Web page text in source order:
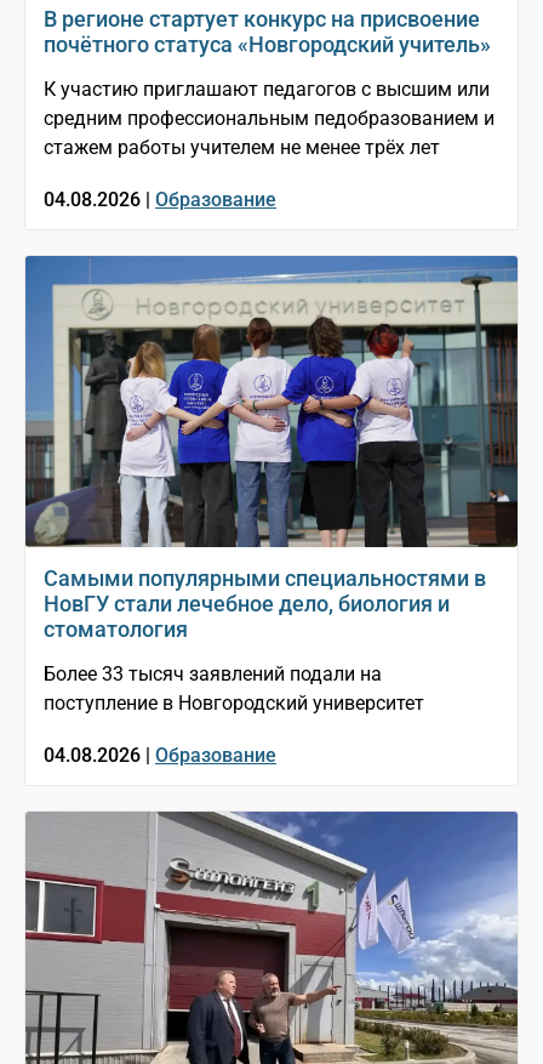
В регионе стартует конкурс на присвоение
почётного статуса «Новгородский учитель»
К участию приглашают педагогов с высшим или
средним профессиональным педобразованием и
стажем работы учителем не менее трёх лет
04.08.2026 | Образование
Самыми популярными специальностями в
НовГУ стали лечебное дело, биология и
стоматология
Более 33 тысяч заявлений подали на
поступление в Новгородский университет
04.08.2026 | Образование